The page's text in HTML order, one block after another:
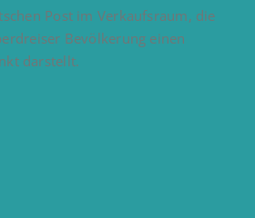
Post im Verkaufsraum, die
Bevölkerung einen
darstellt.